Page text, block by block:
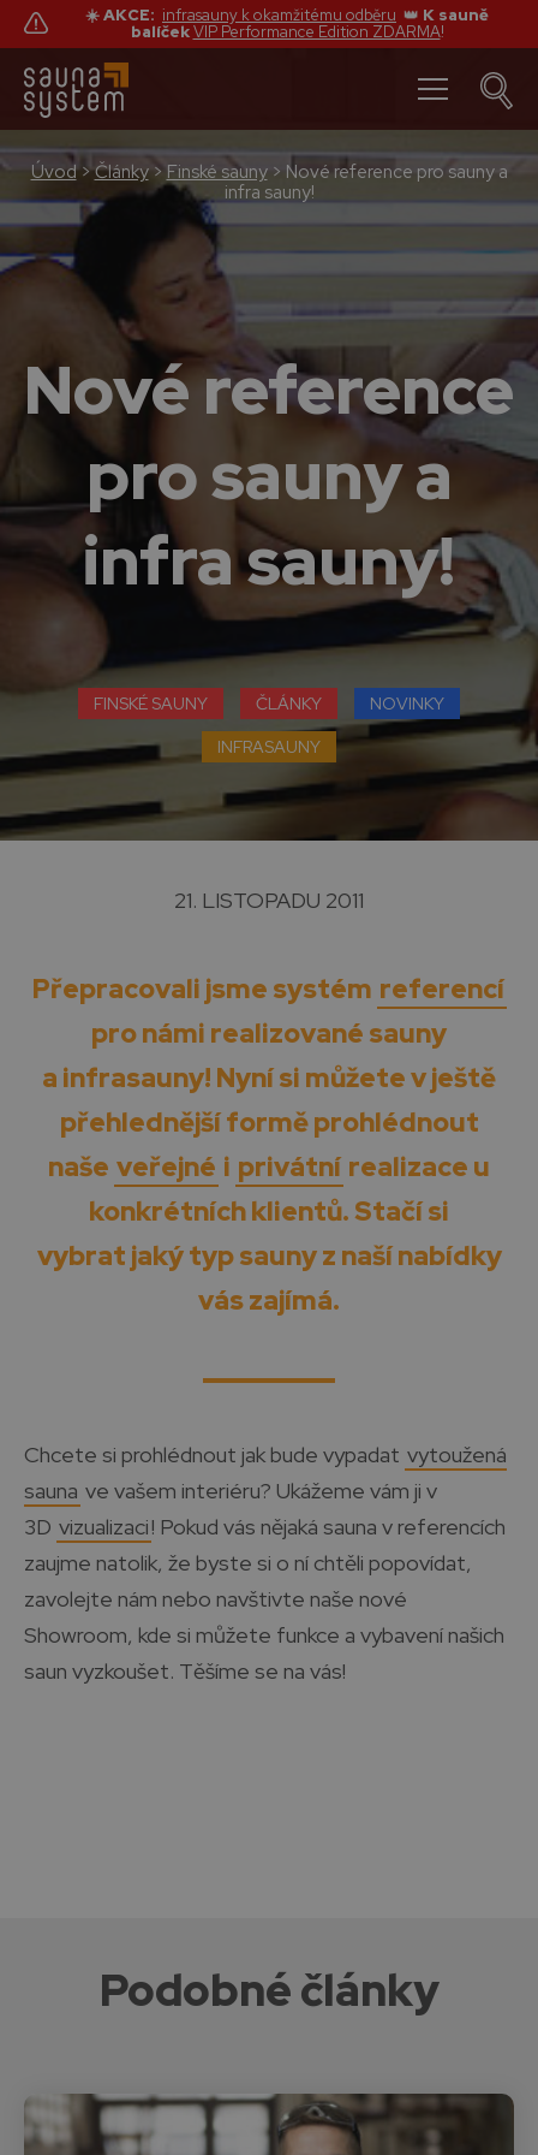
☀️ AKCE: infrasauny k okamžitému odběru 👑 K sauně
balíček VIP Performance Edition ZDARMA!
Úvod>Články>Finské sauny> Nové reference pro sauny a
infra sauny!
Nové reference
pro sauny a
infra sauny!
FINSKÉ SAUNY ČLÁNKY
NOVINKY
INFRASAUNY
21. LISTOPADU 2011
Přepracovali jsme systém referencí
pro námi realizované sauny
a infrasauny! Nyní si můžete v ještě
přehlednější formě prohlédnout
naše veřejné i privátní realizace u
konkrétních klientů. Stačí si
vybrat jaký typ saunyz naší nabídky
vás zajímá.
Chcete si prohlédnout jak bude vypadat vytoužená
sauna ve vašem interiéru? Ukážeme vám ji v
3D vizualizaci! Pokud vás nějaká sauna v referencích
zaujme natolik, že byste si o ní chtěli popovídat,
zavolejte nám nebo navštivte naše nové
Showroom, kde si můžete funkce a vybavení našich
saun vyzkoušet. Těšíme se na vás!
Podobné články